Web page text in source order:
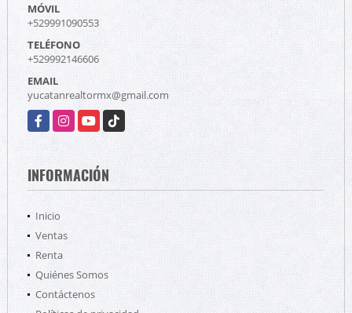
MÓVIL
+529991090553
TELÉFONO
+529992146606
EMAIL
yucatanrealtormx@gmail.com
FacebookInstagramYouTubeTikTok
INFORMACIÓN
Inicio
Ventas
Renta
Quiénes Somos
Contáctenos